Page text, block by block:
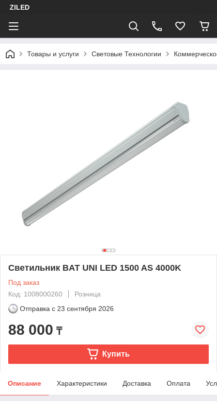
ZILED
Товары и услуги Световые Технологии
Светильник BAT UNI LED 1500 AS 4000K
Под заказ
Код: 1008000260
Розница
Отправка с 23 сентября 2026
88 000 ₸
Купить
Описание Характеристики Доставка Оплата